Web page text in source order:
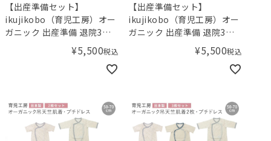
【出産準備セット】
ikujikobo（育児工房）オー
ガニック 出産準備 退院3点
【小児科医の育児本プレゼ
ント！】／Amingオリジナ
¥5,500税込
【出産準備セット】
ikujikobo（育児工房）オー
ガニック 出産準備 退院3点
セット （男の子）【小児科
医の育児本プレゼント！】
／Amingオリジナルセット
¥5,500税込